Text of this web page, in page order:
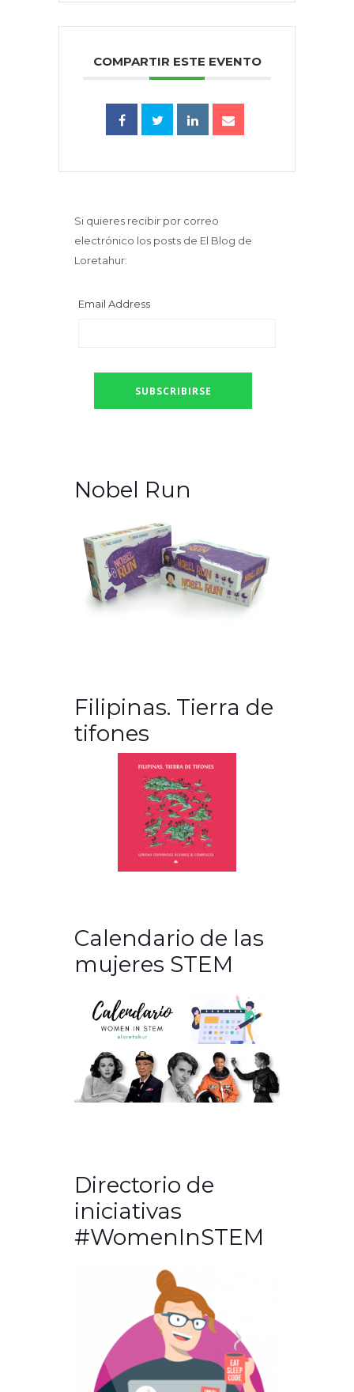
COMPARTIR ESTE EVENTO
Si quieres recibir por correo
electrónico los posts de El Blog de
Loretahur:
Email Address
Nobel Run
Filipinas. Tierra de
tifones
Calendario de las
mujeres STEM
Directorio de
iniciativas
#WomenInSTEM